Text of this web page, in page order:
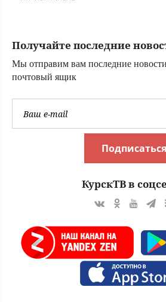
Получайте последние
Мы отправим вам последние
почтовый ящик
Подписаться
КурскТВ в